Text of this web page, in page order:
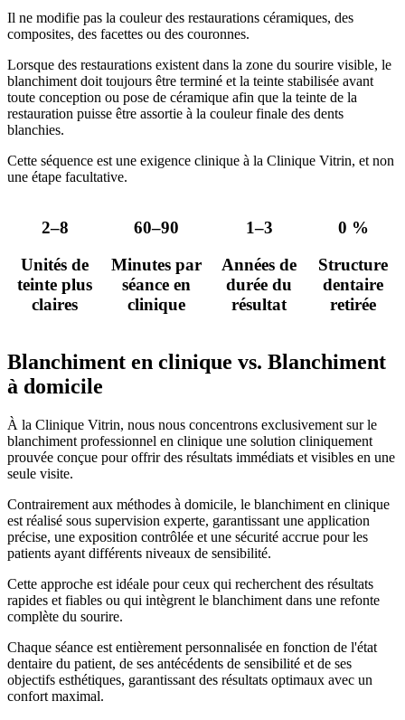
Il ne modifie pas la couleur des restaurations céramiques, des
composites, des facettes ou des couronnes.
Lorsque des restaurations existent dans la zone du sourire visible, le
blanchiment doit toujours être terminé et la teinte stabilisée avant
toute conception ou pose de céramique afin que la teinte de la
restauration puisse être assortie à la couleur finale des dents
blanchies.
Cette séquence est une exigence clinique à la Clinique Vitrin, et non
une étape facultative.
2–8
Unités de
teinte plus
claires
60–90
Minutes par
séance en
clinique
1–3
Années de
durée du
résultat
0 %
Structure
dentaire
retirée
Blanchiment en clinique vs. Blanchiment
à domicile
À la Clinique Vitrin, nous nous concentrons exclusivement sur le
blanchiment professionnel en clinique une solution cliniquement
prouvée conçue pour offrir des résultats immédiats et visibles en une
seule visite.
Contrairement aux méthodes à domicile, le blanchiment en clinique
est réalisé sous supervision experte, garantissant une application
précise, une exposition contrôlée et une sécurité accrue pour les
patients ayant différents niveaux de sensibilité.
Cette approche est idéale pour ceux qui recherchent des résultats
rapides et fiables ou qui intègrent le blanchiment dans une refonte
complète du sourire.
Chaque séance est entièrement personnalisée en fonction de l'état
dentaire du patient, de ses antécédents de sensibilité et de ses
objectifs esthétiques, garantissant des résultats optimaux avec un
confort maximal.